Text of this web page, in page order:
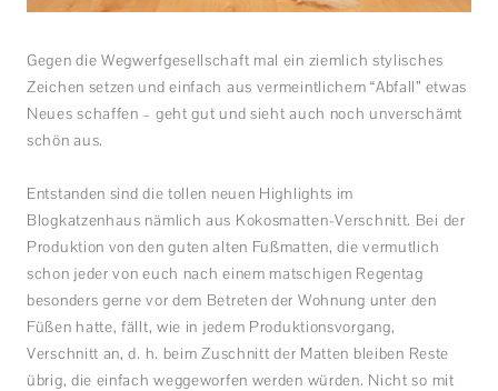
Gegen die Wegwerfgesellschaft mal ein ziemlich stylisches
Zeichen setzen und einfach aus vermeintlichem “Abfall” etwas
Neues schaffen – geht gut und sieht auch noch unverschämt
schön aus.
Entstanden sind die tollen neuen Highlights im
Blogkatzenhaus nämlich aus Kokosmatten-Verschnitt. Bei der
Produktion von den guten alten Fußmatten, die vermutlich
schon jeder von euch nach einem matschigen Regentag
besonders gerne vor dem Betreten der Wohnung unter den
Füßen hatte, fällt, wie in jedem Produktionsvorgang,
Verschnitt an, d. h. beim Zuschnitt der Matten bleiben Reste
übrig, die einfach weggeworfen werden würden. Nicht so mit